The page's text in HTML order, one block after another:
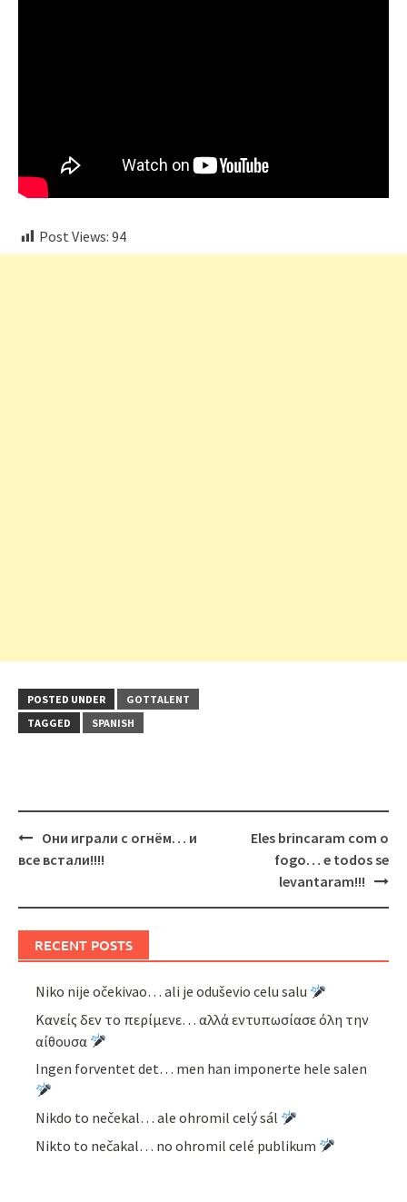
Post Views: 94
POSTED UNDER
GOTTALENT
TAGGED
SPANISH
Post
navigation
Они играли с огнём… и
все встали!!!!
Eles brincaram com o
fogo… e todos se
levantaram!!!
RECENT POSTS
Niko nije očekivao… ali je oduševio celu salu
Κανείς δεν το περίμενε… αλλά εντυπωσίασε όλη την
αίθουσα
Ingen forventet det… men han imponerte hele salen
Nikdo to nečekal… ale ohromil celý sál
Nikto to nečakal… no ohromil celé publikum